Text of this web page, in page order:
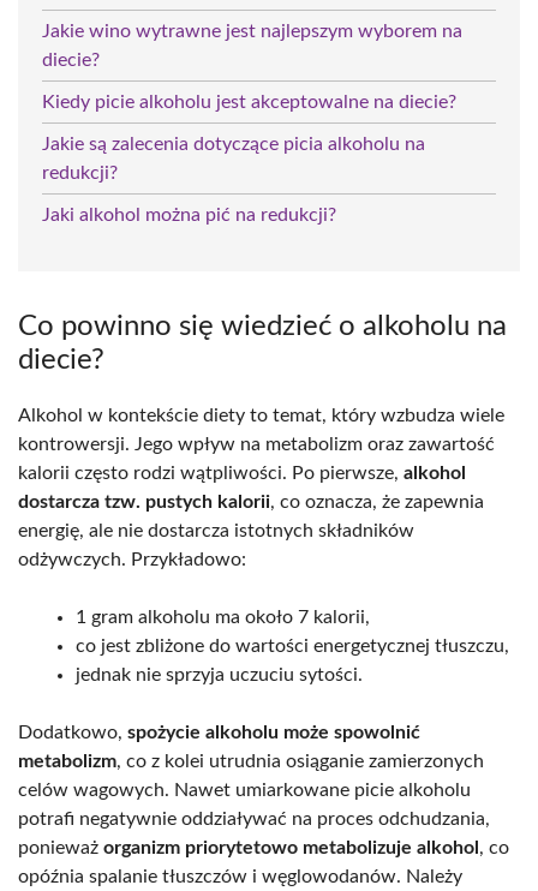
Jakie wino wytrawne jest najlepszym wyborem na
diecie?
Kiedy picie alkoholu jest akceptowalne na diecie?
Jakie są zalecenia dotyczące picia alkoholu na
redukcji?
Jaki alkohol można pić na redukcji?
Co powinno się wiedzieć o alkoholu na
diecie?
Alkohol w kontekście diety to temat, który wzbudza wiele
kontrowersji. Jego wpływ na metabolizm oraz zawartość
kalorii często rodzi wątpliwości. Po pierwsze, alkohol
dostarcza tzw. pustych kalorii, co oznacza, że zapewnia
energię, ale nie dostarcza istotnych składników
odżywczych. Przykładowo:
1 gram alkoholu ma około 7 kalorii,
co jest zbliżone do wartości energetycznej tłuszczu,
jednak nie sprzyja uczuciu sytości.
Dodatkowo, spożycie alkoholu może spowolnić
metabolizm, co z kolei utrudnia osiąganie zamierzonych
celów wagowych. Nawet umiarkowane picie alkoholu
potrafi negatywnie oddziaływać na proces odchudzania,
ponieważ organizm priorytetowo metabolizuje alkohol , co
opóźnia spalanie tłuszczów i węglowodanów. Należy